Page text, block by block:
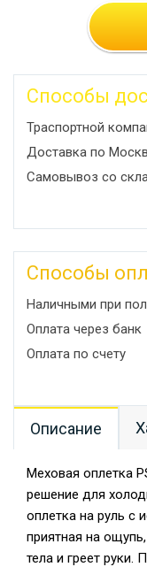
Способы
Траспортной
Доставка по
Самовывоз со
Способы
Наличными при
Оплата через банк
Оплата по счету
Описание
Меховая оплетка
решение для
оплетка на руль с
приятная на
тела и греет руки.